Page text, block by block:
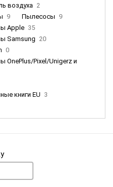
воздуха 2
9 Пылесосы 9
Apple 35
Samsung 20
0
OnePlus/Pixel/Unigerz и
книги EU 3